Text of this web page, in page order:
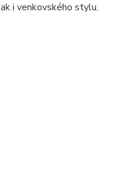
i venkovského stylu.